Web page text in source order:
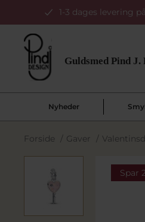
1-3 dages levering
Nyheder
Forside / Gaver /
Spar